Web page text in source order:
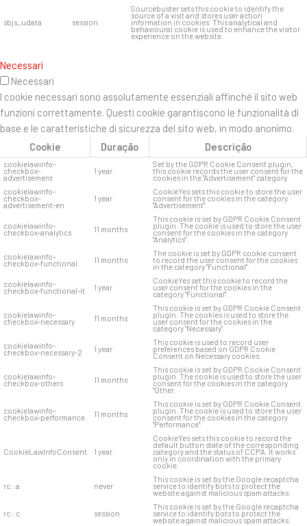
sbjs_udata session
Sourcebuster sets this cookie to identify the
source of a visit and stores user action
information in cookies. This analytical and
behavioural cookie is used to enhance the visitor
experience on the website.
Necessari
Necessari
I cookie necessari sono assolutamente essenziali affinché il sito web
funzioni correttamente. Questi cookie garantiscono le funzionalità di
base e le caratteristiche di sicurezza del sito web, in modo anonimo.
Cookie
Duração Descrição
cookielawinfo-
checkbox-
advertisement
1 year
Set by the GDPR Cookie Consent plugin,
this cookie records the user consent for the
cookies in the "Advertisement" category.
cookielawinfo-
checkbox-
advertisement-en
1 year
CookieYes sets this cookie to store the user
consent for the cookies in the category
"Advertisement".
cookielawinfo-
checkbox-analytics 11 months
This cookie is set by GDPR Cookie Consent
plugin. The cookie is used to store the user
consent for the cookies in the category
"Analytics".
cookielawinfo-
checkbox-functional 11 months
The cookie is set by GDPR cookie consent
to record the user consent for the cookies
in the category "Functional".
cookielawinfo-
checkbox-functional-it 1 year
CookieYes set this cookie to record the
user consent for the cookies in the
category "Functional".
cookielawinfo-
checkbox-necessary 11 months
This cookie is set by GDPR Cookie Consent
plugin. The cookies is used to store the
user consent for the cookies in the
category "Necessary".
cookielawinfo-
checkbox-necessary-2 1 year
This cookie is used to record user
preferences based on GDPR Cookie
Consent on Necessary cookies.
cookielawinfo-
checkbox-others 11 months
This cookie is set by GDPR Cookie Consent
plugin. The cookie is used to store the user
consent for the cookies in the category
"Other.
cookielawinfo-
checkbox-performance 11 months
This cookie is set by GDPR Cookie Consent
plugin. The cookie is used to store the user
consent for the cookies in the category
"Performance".
CookieLawInfoConsent 1 year
CookieYes sets this cookie to record the
default button state of the corresponding
category and the status of CCPA. It works
only in coordination with the primary
cookie.
rc::a never
This cookie is set by the Google recaptcha
service to identify bots to protect the
website against malicious spam attacks.
rc::c session
This cookie is set by the Google recaptcha
service to identify bots to protect the
website against malicious spam attacks.